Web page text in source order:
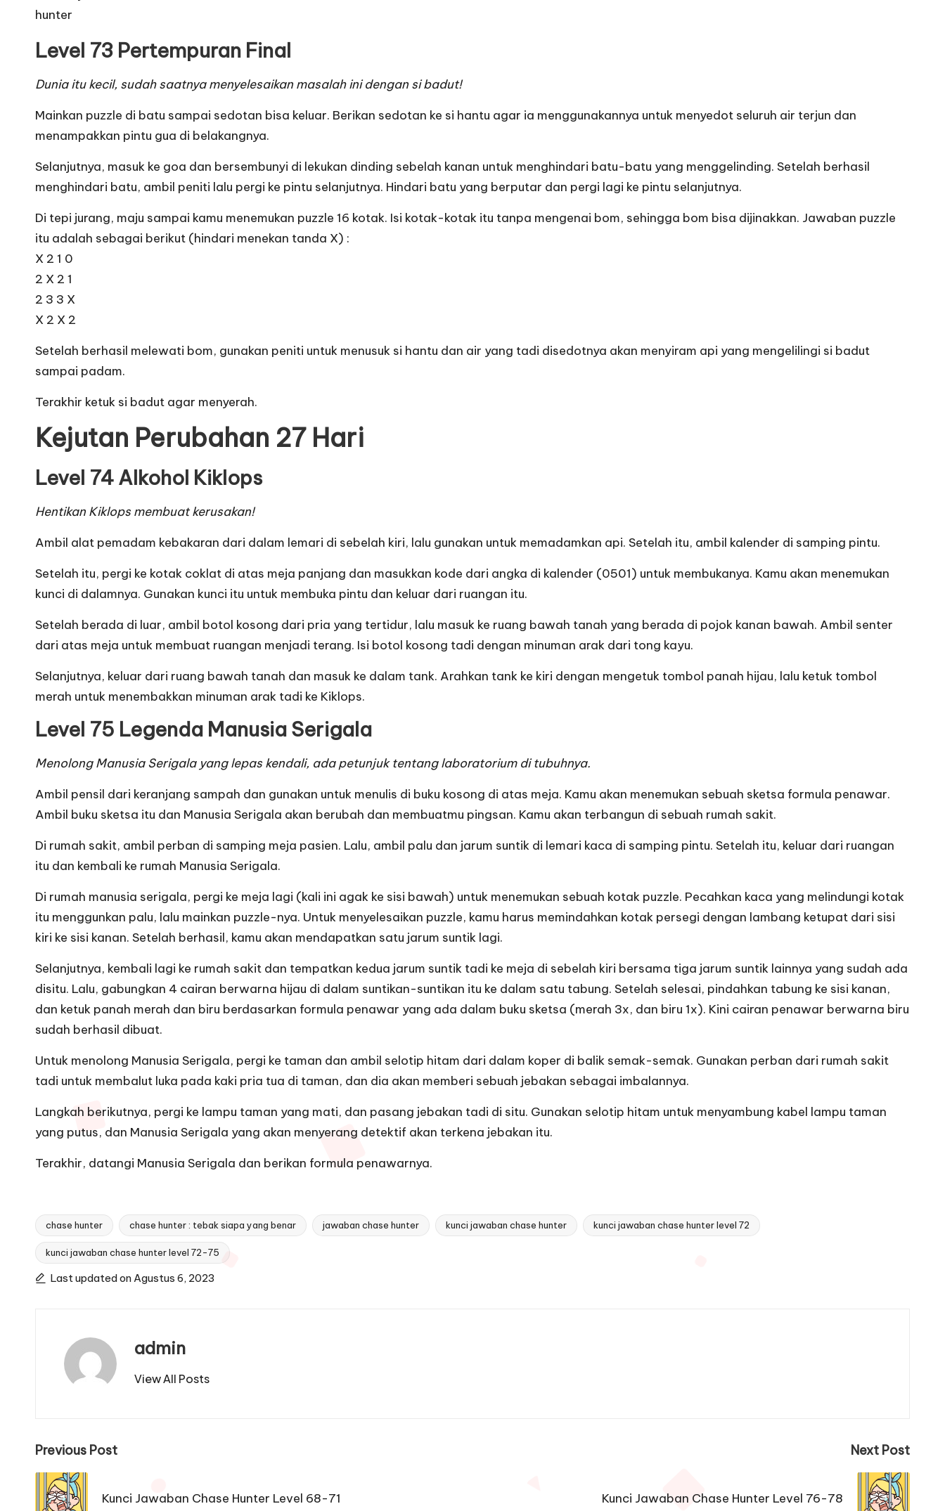
Level 73 Pertempuran Final
Dunia itu kecil, sudah saatnya menyelesaikan masalah ini dengan si badut!
Mainkan puzzle di batu sampai sedotan bisa keluar. Berikan sedotan ke si hantu agar ia menggunakannya untuk menyedot seluruh air terjun dan
menampakkan pintu gua di belakangnya.
Selanjutnya, masuk ke goa dan bersembunyi di lekukan dinding sebelah kanan untuk menghindari batu-batu yang menggelinding. Setelah berhasil
menghindari batu, ambil peniti lalu pergi ke pintu selanjutnya. Hindari batu yang berputar dan pergi lagi ke pintu selanjutnya.
Di tepi jurang, maju sampai kamu menemukan puzzle 16 kotak. Isi kotak-kotak itu tanpa mengenai bom, sehingga bom bisa dijinakkan. Jawaban puzzle
itu adalah sebagai berikut (hindari menekan tanda X) :
X 2 1 0
2 X 2 1
2 3 3 X
X 2 X 2
Setelah berhasil melewati bom, gunakan peniti untuk menusuk si hantu dan air yang tadi disedotnya akan menyiram api yang mengelilingi si badut
sampai padam.
Terakhir ketuk si badut agar menyerah.
Kejutan Perubahan 27 Hari
Level 74 Alkohol Kiklops
Hentikan Kiklops membuat kerusakan!
Ambil alat pemadam kebakaran dari dalam lemari di sebelah kiri, lalu gunakan untuk memadamkan api. Setelah itu, ambil kalender di samping pintu.
Setelah itu, pergi ke kotak coklat di atas meja panjang dan masukkan kode dari angka di kalender (0501) untuk membukanya. Kamu akan menemukan
kunci di dalamnya. Gunakan kunci itu untuk membuka pintu dan keluar dari ruangan itu.
Setelah berada di luar, ambil botol kosong dari pria yang tertidur, lalu masuk ke ruang bawah tanah yang berada di pojok kanan bawah. Ambil senter
dari atas meja untuk membuat ruangan menjadi terang. Isi botol kosong tadi dengan minuman arak dari tong kayu.
Selanjutnya, keluar dari ruang bawah tanah dan masuk ke dalam tank. Arahkan tank ke kiri dengan mengetuk tombol panah hijau, lalu ketuk tombol
merah untuk menembakkan minuman arak tadi ke Kiklops.
Level 75 Legenda Manusia Serigala
Menolong Manusia Serigala yang lepas kendali, ada petunjuk tentang laboratorium di tubuhnya.
Ambil pensil dari keranjang sampah dan gunakan untuk menulis di buku kosong di atas meja. Kamu akan menemukan sebuah sketsa formula penawar.
Ambil buku sketsa itu dan Manusia Serigala akan berubah dan membuatmu pingsan. Kamu akan terbangun di sebuah rumah sakit.
Di rumah sakit, ambil perban di samping meja pasien. Lalu, ambil palu dan jarum suntik di lemari kaca di samping pintu. Setelah itu, keluar dari ruangan
itu dan kembali ke rumah Manusia Serigala.
Di rumah manusia serigala, pergi ke meja lagi (kali ini agak ke sisi bawah) untuk menemukan sebuah kotak puzzle. Pecahkan kaca yang melindungi kotak
itu menggunkan palu, lalu mainkan puzzle-nya. Untuk menyelesaikan puzzle, kamu harus memindahkan kotak persegi dengan lambang ketupat dari sisi
kiri ke sisi kanan. Setelah berhasil, kamu akan mendapatkan satu jarum suntik lagi.
Selanjutnya, kembali lagi ke rumah sakit dan tempatkan kedua jarum suntik tadi ke meja di sebelah kiri bersama tiga jarum suntik lainnya yang sudah ada
disitu. Lalu, gabungkan 4 cairan berwarna hijau di dalam suntikan-suntikan itu ke dalam satu tabung. Setelah selesai, pindahkan tabung ke sisi kanan,
dan ketuk panah merah dan biru berdasarkan formula penawar yang ada dalam buku sketsa (merah 3x, dan biru 1x). Kini cairan penawar berwarna biru
sudah berhasil dibuat.
Untuk menolong Manusia Serigala, pergi ke taman dan ambil selotip hitam dari dalam koper di balik semak-semak. Gunakan perban dari rumah sakit
tadi untuk membalut luka pada kaki pria tua di taman, dan dia akan memberi sebuah jebakan sebagai imbalannya.
Langkah berikutnya, pergi ke lampu taman yang mati, dan pasang jebakan tadi di situ. Gunakan selotip hitam untuk menyambung kabel lampu taman
yang putus, dan Manusia Serigala yang akan menyerang detektif akan terkena jebakan itu.
Terakhir, datangi Manusia Serigala dan berikan formula penawarnya.
Tags:
chase hunter chase hunter : tebak siapa yang benar jawaban chase hunter kunci jawaban chase hunter kunci jawaban chase hunter level 72
kunci jawaban chase hunter level 72-75
Last updated on Agustus 6, 2023
admin
View All Posts
Post
navigation
Previous Post
Kunci Jawaban Chase Hunter Level 68-71
Next Post
Kunci Jawaban Chase Hunter Level 76-78